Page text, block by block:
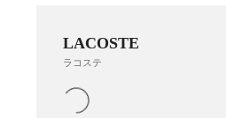
LACOSTE
ラコステ